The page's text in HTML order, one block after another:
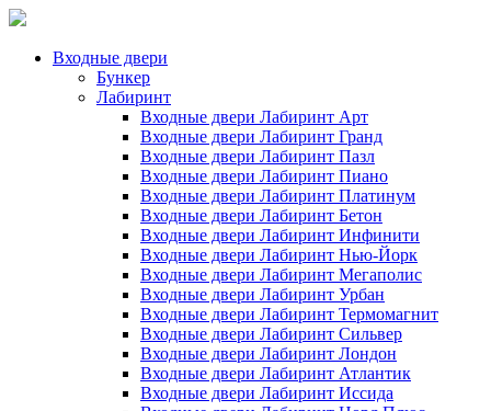
Входные двери
Бункер
Лабиринт
Входные двери Лабиринт Арт
Входные двери Лабиринт Гранд
Входные двери Лабиринт Пазл
Входные двери Лабиринт Пиано
Входные двери Лабиринт Платинум
Входные двери Лабиринт Бетон
Входные двери Лабиринт Инфинити
Входные двери Лабиринт Нью-Йорк
Входные двери Лабиринт Мегаполис
Входные двери Лабиринт Урбан
Входные двери Лабиринт Термомагнит
Входные двери Лабиринт Сильвер
Входные двери Лабиринт Лондон
Входные двери Лабиринт Атлантик
Входные двери Лабиринт Иссида